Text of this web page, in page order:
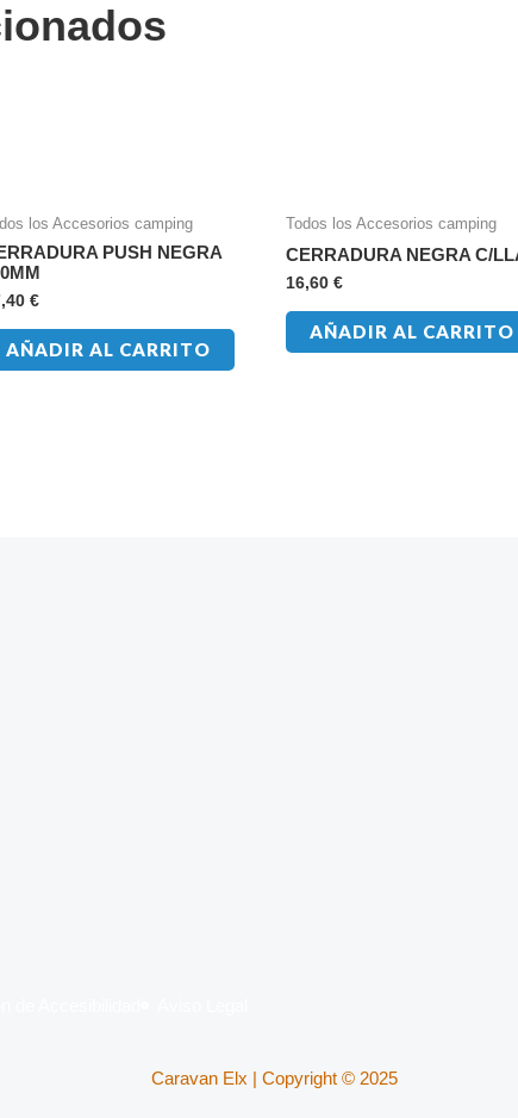
los Accesorios camping
PUSH NEGRA
€
AÑADIR AL CARRITO
Todos los Accesorios camping
CERRADURA NEGRA C/
16,60 €
AÑADIR AL CARRITO
Caravan Elx | Copyright © 2025